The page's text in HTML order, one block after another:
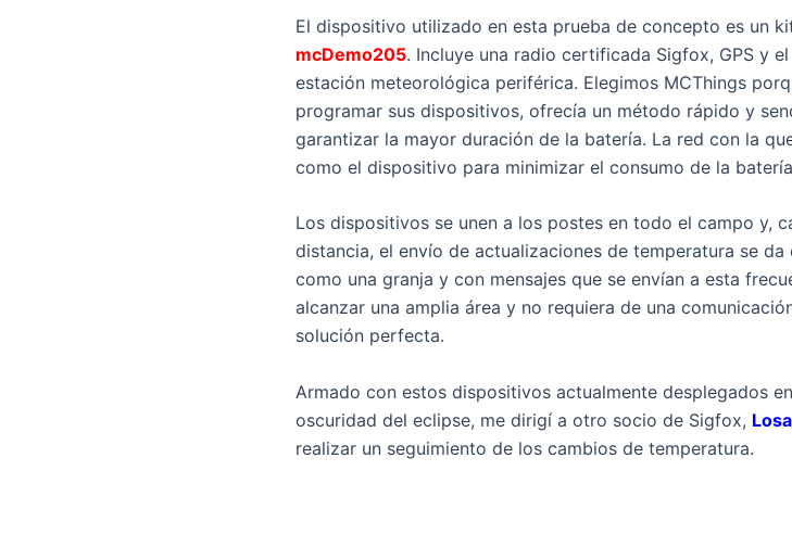
El dispositivo utilizado en esta prueba de concepto es un
mcDemo205. Incluye una radio certificada Sigfox, GPS y
estación meteorológica periférica. Elegimos MCThings
programar sus dispositivos, ofrecía un método rápido y
garantizar la mayor duración de la batería. La red con la
como el dispositivo para minimizar el consumo de la
Los dispositivos se unen a los postes en todo el campo y,
distancia, el envío de actualizaciones de temperatura se
como una granja y con mensajes que se envían a esta
alcanzar una amplia área y no requiera de una
solución perfecta.
Armado con estos dispositivos actualmente desplegados
oscuridad del eclipse, me dirigí a otro socio de Sigfox,
realizar un seguimiento de los cambios de temperatura.